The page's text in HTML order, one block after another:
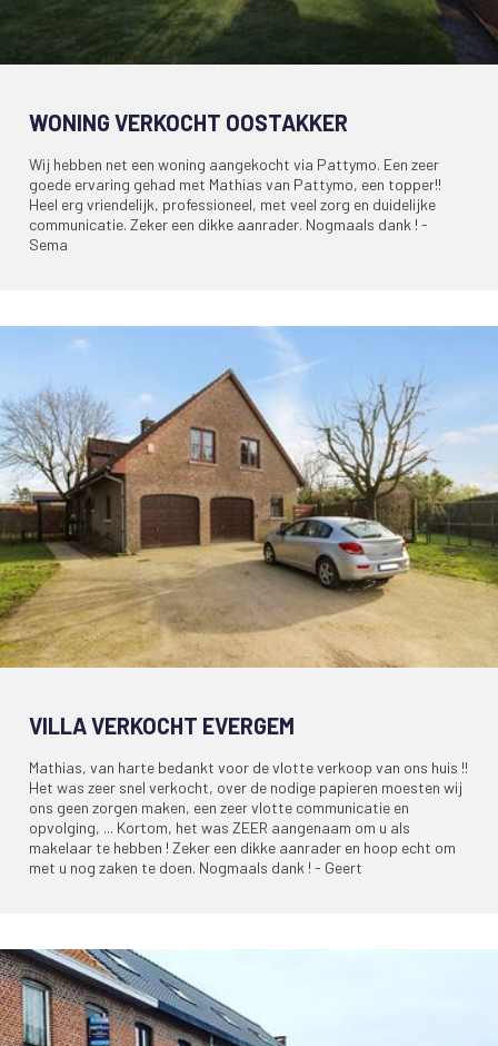
WONING VERKOCHT OOSTAKKER
Wij hebben net een woning aangekocht via Pattymo. Een zeer
goede ervaring gehad met Mathias van Pattymo, een topper!!
Heel erg vriendelijk, professioneel, met veel zorg en duidelijke
communicatie. Zeker een dikke aanrader. Nogmaals dank ! -
Sema
VILLA VERKOCHT EVERGEM
Mathias, van harte bedankt voor de vlotte verkoop van ons huis !!
Het was zeer snel verkocht, over de nodige papieren moesten wij
ons geen zorgen maken, een zeer vlotte communicatie en
opvolging, ... Kortom, het was ZEER aangenaam om u als
makelaar te hebben ! Zeker een dikke aanrader en hoop echt om
met u nog zaken te doen. Nogmaals dank ! - Geert